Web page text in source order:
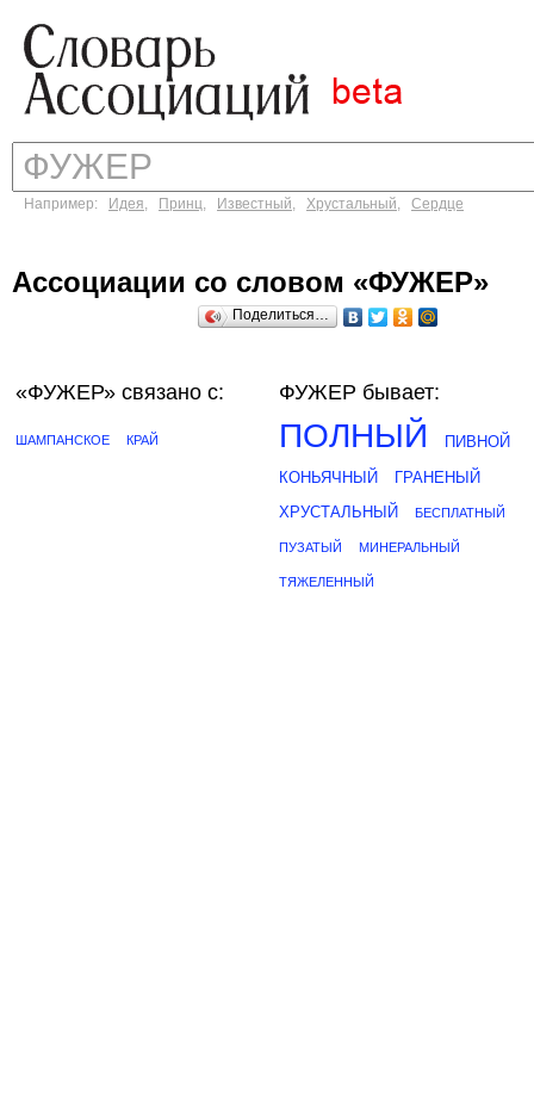
Например: Идея, Принц, Известный, Хрустальный, Сердце
Ассоциации со словом «ФУЖЕР»
Поделиться…
«ФУЖЕР» связано с:
ШАМПАНСКОЕ КРАЙ
ФУЖЕР бывает:
ПОЛНЫЙ
ПИВНОЙ
КОНЬЯЧНЫЙ
ГРАНЕНЫЙ
ХРУСТАЛЬНЫЙ
БЕСПЛАТНЫЙ
ПУЗАТЫЙ МИНЕРАЛЬНЫЙ
ТЯЖЕЛЕННЫЙ